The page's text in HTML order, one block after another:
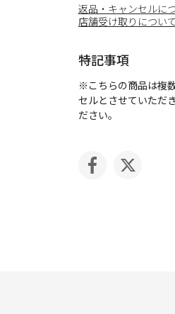
返品・キャンセルに
店舗受け取りについて
特記事項
※こちらの商品は複
セルとさせていただ
ださい。